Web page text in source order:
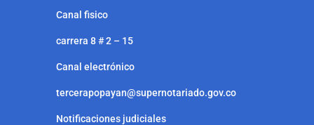
Canal fisico
carrera 8 # 2 – 15
Canal electrónico
tercerapopayan@supernotariado.gov.co
Notificaciones judiciales